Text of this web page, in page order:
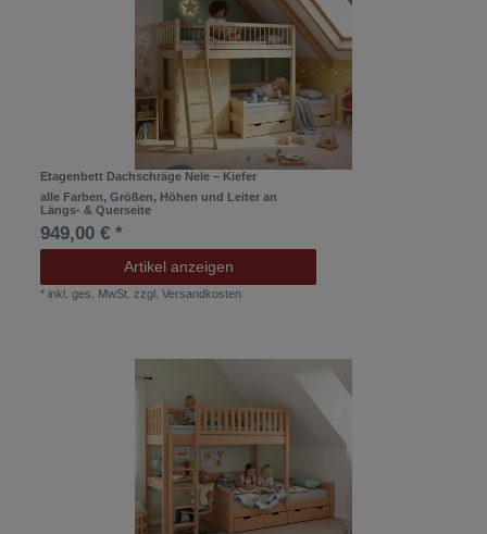
Etagenbett Dachschräge Nele – Kiefer
alle Farben, Größen, Höhen und Leiter an
Längs- & Querseite
949,00 € *
Artikel anzeigen
* inkl. ges. MwSt. zzgl.Versandkosten